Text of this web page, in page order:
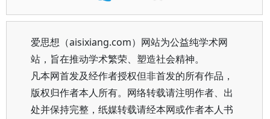
爱思想（aisixiang.com）网站为公益纯学术网
站，旨在推动学术繁荣、塑造社会精神。
凡本网首发及经作者授权但非首发的所有作品，
版权归作者本人所有。网络转载请注明作者、出
处并保持完整，纸媒转载请经本网或作者本人书